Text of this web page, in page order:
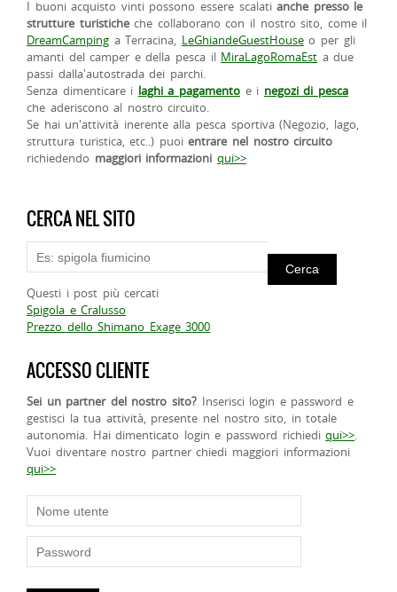
I buoni acquisto vinti possono essere scalatianche presso le
strutture turisticheche collaborano con il nostro sito, come il
DreamCamping a Terracina, LeGhiandeGuestHouseo per gli
amanti del camper e della pesca il MiraLagoRomaEst a due
passi dalla'autostrada dei parchi.
Senza dimenticare i laghi a pagamento e i negozi di pesca
che aderiscono al nostro circuito.
Se hai un'attività inerente alla pesca sportiva (Negozio, lago,
struttura turistica, etc..) puoientrare nel nostro circuito
richiedendo maggiori informazioni qui>>
CERCA NEL SITO
Questi i post più cercati
Spigola e Cralusso
Prezzo dello Shimano Exage 3000
ACCESSO CLIENTE
Sei un partner del nostro sito? Inserisci login e password e
gestisci la tua attività, presente nel nostro sito, in totale
autonomia. Hai dimenticato login e password richiediqui>>.
Vuoi diventare nostro partner chiedi maggiori informazioni
qui>>